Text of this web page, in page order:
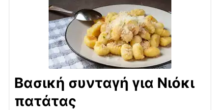
Βασική συνταγή για Νιόκι
πατάτας